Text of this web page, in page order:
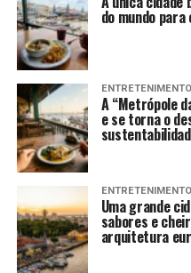
do mundo
ENTRETENIMENTO
A “Metrópole
e se torna o
ENTRETENIMENTO
Uma grande
sabores e
arquitetura